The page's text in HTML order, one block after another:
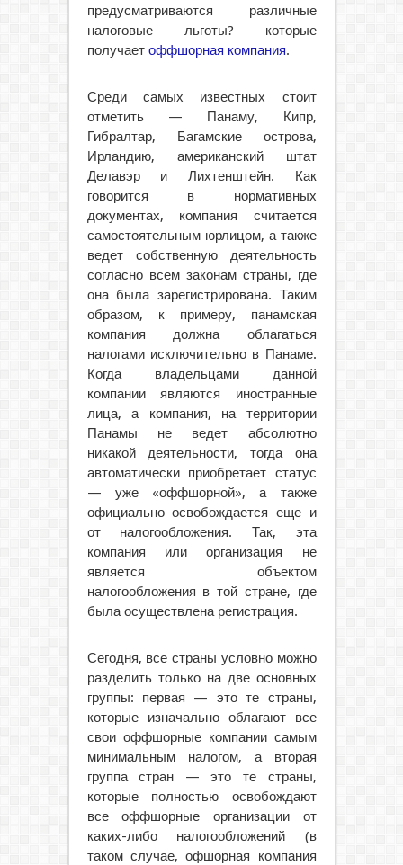
предусматриваются различные
налоговые льготы? которые
получает оффшорная компания.
Среди самых известных стоит
отметить — Панаму, Кипр,
Гибралтар, Багамские острова,
Ирландию, американский штат
Делавэр и Лихтенштейн. Как
говорится в нормативных
документах, компания считается
самостоятельным юрлицом, а также
ведет собственную деятельность
согласно всем законам страны, где
она была зарегистрирована. Таким
образом, к примеру, панамская
компания должна облагаться
налогами исключительно в Панаме.
Когда владельцами данной
компании являются иностранные
лица, а компания, на территории
Панамы не ведет абсолютно
никакой деятельности, тогда она
автоматически приобретает статус
— уже «оффшорной», а также
официально освобождается еще и
от налогообложения. Так, эта
компания или организация не
является объектом
налогообложения в той стране, где
была осуществлена регистрация.
Сегодня, все страны условно можно
разделить только на две основных
группы: первая — это те страны,
которые изначально облагают все
свои оффшорные компании самым
минимальным налогом, а вторая
группа стран — это те страны,
которые полностью освобождают
все оффшорные организации от
каких-либо налогообложений (в
таком случае, офшорная компания